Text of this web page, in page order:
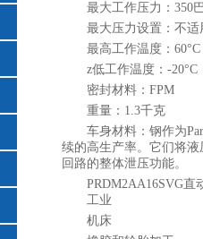
最大工作压力：350
最大压力设置：不适
最高工作温度：60°C
z低工作温度：-20°C
密封材料：FPM
重量：1.3千克
车身材料：钢作为
续的高生产率。它们将
回路的整体泄压功能。
PRDM2AA16SVG直
工业
机床